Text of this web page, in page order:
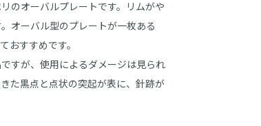
のオーバルプレートです。リムがや
オーバル型のプレートが一枚ある
おすすめです。
すが、使用によるダメージは見られ
た黒点と点状の突起が表に、針跡が